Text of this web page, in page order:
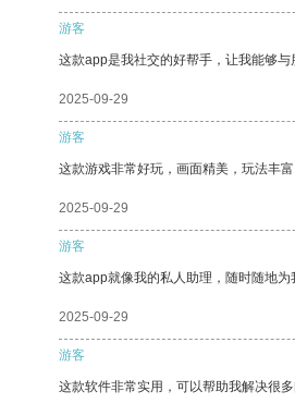
游客
这款app是我社交的好帮手，让我能够与
2025-09-29
游客
这款游戏非常好玩，画面精美，玩法丰
2025-09-29
游客
这款app就像我的私人助理，随时随地为
2025-09-29
游客
这款软件非常实用，可以帮助我解决很